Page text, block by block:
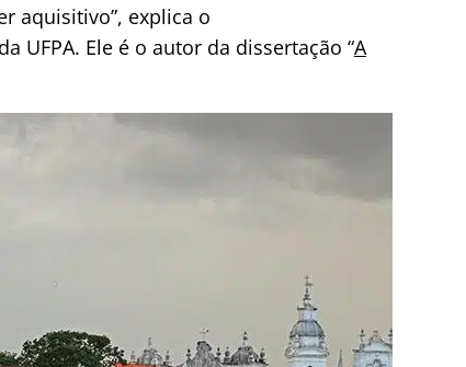
aquisitivo”, explica o
UFPA. Ele é o autor da dissertação “A